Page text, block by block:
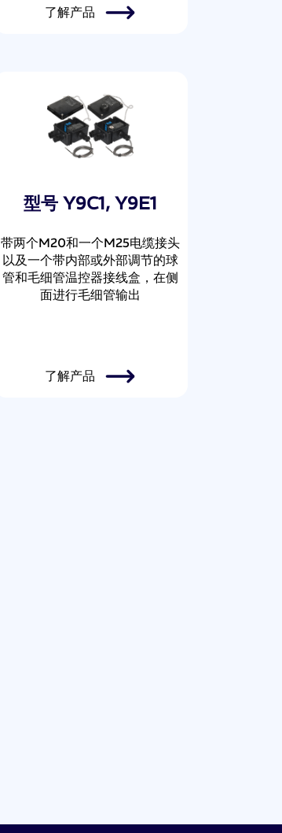
了解产品
型号 Y9C1, Y9E1
带两个M20和一个M25电缆接头
以及一个带内部或外部调节的球
管和毛细管温控器接线盒，在侧
面进行毛细管输出
了解产品